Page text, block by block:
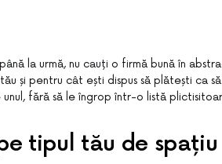
la urmă, nu cauți o firmă bună în
și pentru cât ești dispus să plătești ca
fără să le îngrop într-o listă
tipul tău de spațiu